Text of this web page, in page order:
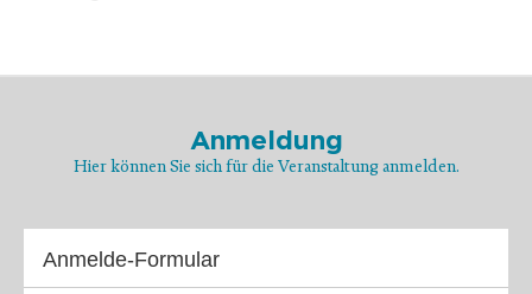
Anmeldung
Hier können Sie sich für die Veranstaltung anmelden.